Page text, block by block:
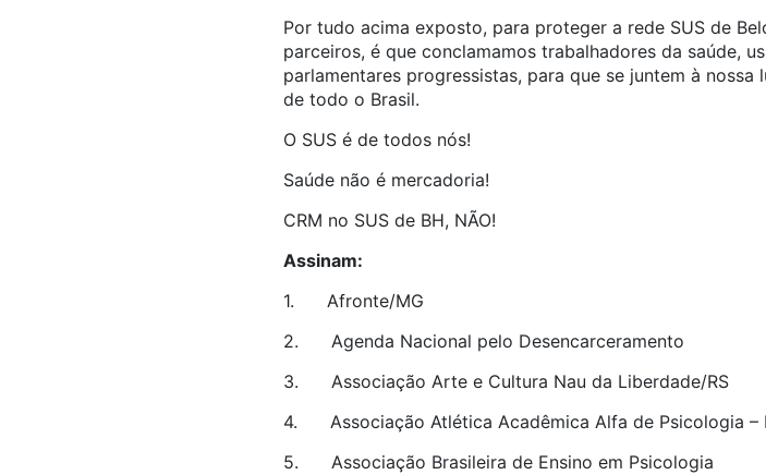
Por tudo acima exposto, para proteger a rede SUS de
parceiros, é que conclamamos trabalhadores da saúde,
parlamentares progressistas, para que se juntem à
de todo o Brasil.
O SUS é de todos nós!
Saúde não é mercadoria!
CRM no SUS de BH, NÃO!
Assinam:
1. Afronte/MG
2. Agenda Nacional pelo Desencarceramento
3. Associação Arte e Cultura Nau da Liberdade/RS
4. Associação Atlética Acadêmica Alfa de Psicologia –
5. Associação Brasileira de Ensino em Psicologia